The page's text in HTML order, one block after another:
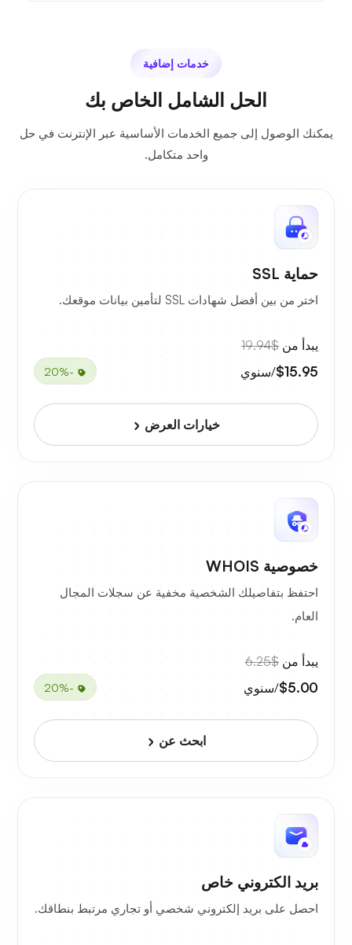
خدمات إضافية
الحل الشامل الخاص بك
يمكنك الوصول إلى جميع الخدمات الأساسية عبر الإنترنت في حل
واحد متكامل.
حماية SSL
اختر من بين أفضل شهادات SSL لتأمين بيانات موقعك.
يبدأ من $19.94
$15.95/سنوي -20%
خيارات العرض
خصوصية WHOIS
احتفظ بتفاصيلك الشخصية مخفية عن سجلات المجال
العام.
يبدأ من $6.25
$5.00/سنوي -20%
ابحث عن
بريد الكتروني خاص
احصل على بريد إلكتروني شخصي أو تجاري مرتبط بنطاقك.